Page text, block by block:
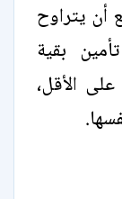
أن يتراوح
تأمين بقية
على الأقل،